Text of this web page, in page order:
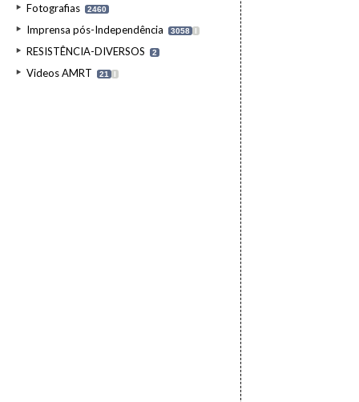
Fotografias 2460
Imprensa pós-Independência 3058 I
RESISTÊNCIA-DIVERSOS 2
Videos AMRT 21 I